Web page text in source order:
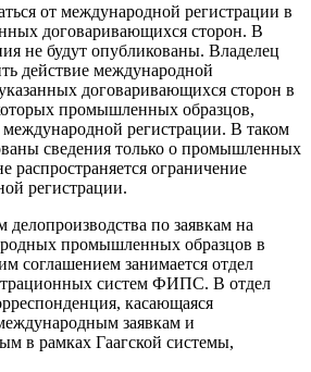
от меж­дународной регистрации в
договаривающихся сторон. В
не будут опубликованы. Владелец
действие междуна­родной
договаривающихся сторон в
промышлен­ных образцов,
регистрации. В таком
сведения только о промышленных
распространяется ограни­чение
реги­страции.
делопроиз­водства по заявкам на
промышленных образ­цов в
соглаше­нием занимается отдел
систем ФИПС. В отдел
касающаяся
заявкам и
в рамках Гаагской системы,